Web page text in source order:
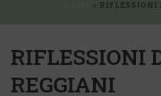
» RIFLESSIONI
RIFLESSIONI
REGGIANI